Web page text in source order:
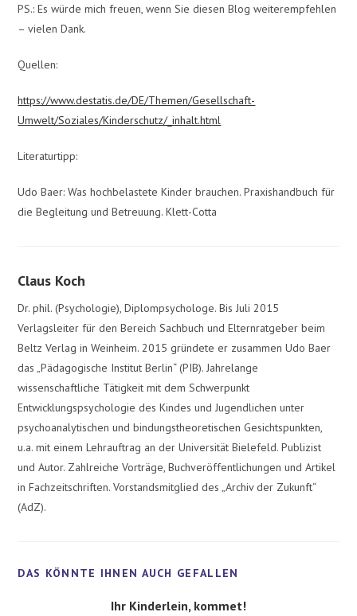
PS.: Es würde mich freuen, wenn Sie diesen Blog weiterempfehlen
– vielen Dank.
Quellen:
https://www.destatis.de/DE/Themen/Gesellschaft-
Umwelt/Soziales/Kinderschutz/_inhalt.html
Literaturtipp:
Udo Baer: Was hochbelastete Kinder brauchen. Praxishandbuch für
die Begleitung und Betreuung. Klett-Cotta
Claus Koch
Dr. phil. (Psychologie), Diplompsychologe. Bis Juli 2015
Verlagsleiter für den Bereich Sachbuch und Elternratgeber beim
Beltz Verlag in Weinheim. 2015 gründete er zusammen Udo Baer
das „Pädagogische Institut Berlin“ (PIB). Jahrelange
wissenschaftliche Tätigkeit mit dem Schwerpunkt
Entwicklungspsychologie des Kindes und Jugendlichen unter
psychoanalytischen und bindungstheoretischen Gesichtspunkten,
u.a. mit einem Lehrauftrag an der Universität Bielefeld. Publizist
und Autor. Zahlreiche Vorträge, Buchveröffentlichungen und Artikel
in Fachzeitschriften. Vorstandsmitglied des „Archiv der Zukunft“
(AdZ).
Ihr Kinderlein, kommet!